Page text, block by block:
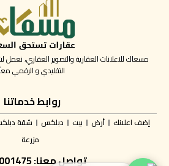
مسعاك للاعلانات العقارية والتصوير العقاري،
التقليدي و الرقمي
روابط خدماتنا
إضف اعلانك أرض بيت دبلكس شقة
مزرعة
تواصل معنا: 0508001475